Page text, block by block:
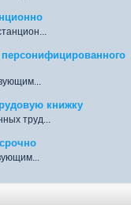
персонифицированного
книжку
труд...